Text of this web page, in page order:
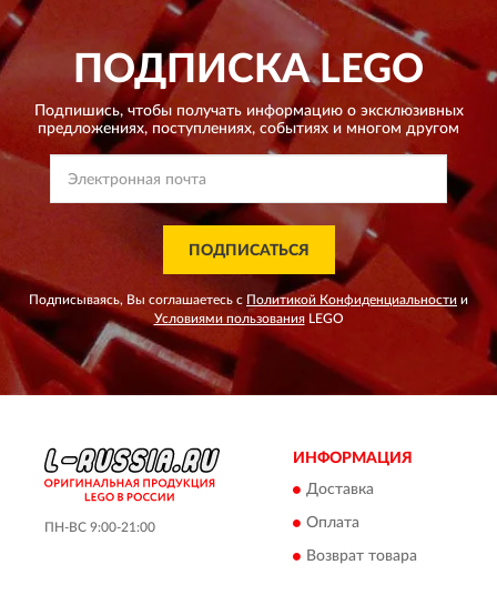
ПОДПИСКАLEGO
Подпишись, чтобы получать информацию о эксклюзивных
предложениях, поступлениях, событиях и многом другом
ПОДПИСАТЬСЯ
Подписываясь, Вы соглашаетесь с Политикой Конфиденциальности и
Условиями пользованияLEGO
ПН-ВС 9:00-21:00
ИНФОРМАЦИЯ
Доставка
Оплата
Возврат товара